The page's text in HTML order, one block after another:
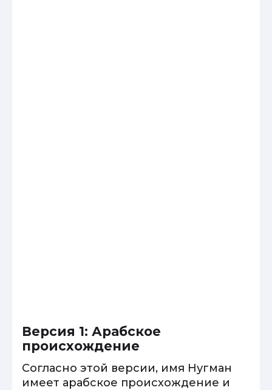
Версия 1: Арабское
происхождение
Согласно этой версии, имя Нугман
имеет арабское происхождение и